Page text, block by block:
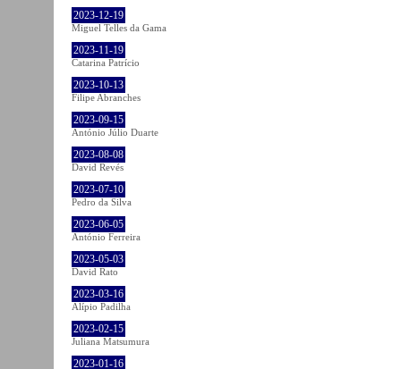
2023-12-19
Miguel Telles da Gama
2023-11-19
Catarina Patrício
2023-10-13
Filipe Abranches
2023-09-15
António Júlio Duarte
2023-08-08
David Revés
2023-07-10
Pedro da Silva
2023-06-05
António Ferreira
2023-05-03
David Rato
2023-03-16
Alípio Padilha
2023-02-15
Juliana Matsumura
2023-01-16